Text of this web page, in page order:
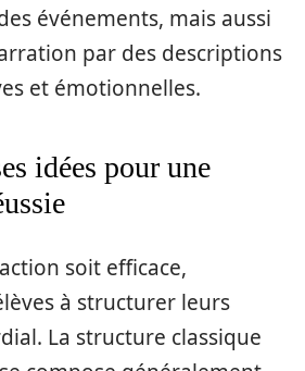
événements, mais aussi
par des descriptions
et émotionnelles.
idées pour une
soit efficace,
à structurer leurs
La structure classique